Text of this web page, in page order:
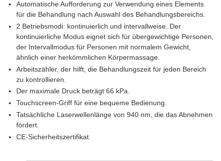
Automatische Aufforderung zur Verwendung eines Elements
für die Behandlung nach Auswahl des Behandlungsbereichs.
2 Betriebsmodi: kontinuierlich und intervallweise. Der
kontinuierliche Modus eignet sich für übergewichtige Personen,
der Intervallmodus für Personen mit normalem Gewicht,
ähnlich einer herkömmlichen Körpermassage.
Arbeitszähler, der hilft, die Behandlungszeit für jeden Bereich
zu kontrollieren.
Der maximale Druck beträgt 66 kPa.
Touchscreen-Griff für eine bequeme Bedienung.
Tatsächliche Laserwellenlänge von 940 nm, die das Abnehmen
fördert.
CE-Sicherheitszertifikat.